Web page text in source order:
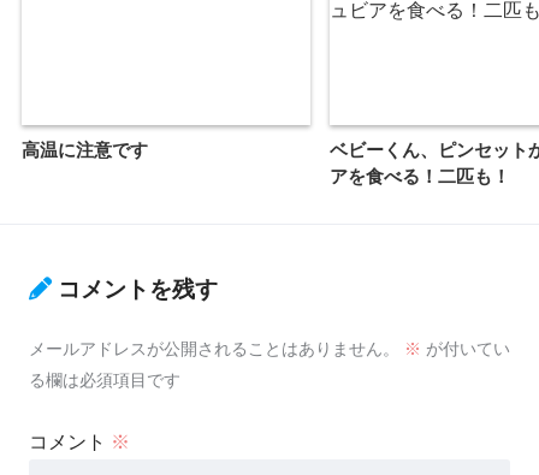
高温に注意です
ベビーくん、ピンセット
アを食べる！二匹も！
コメントを残す
メールアドレスが公開されることはありません。 ※ が付いてい
る欄は必須項目です
コメント ※